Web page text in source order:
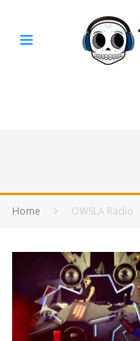
Home OWSLA Radio